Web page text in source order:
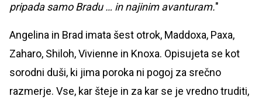
pripada samo Bradu … in najinim avanturam."
Angelina in Brad imata šest otrok, Maddoxa, Paxa,
Zaharo, Shiloh, Vivienne in Knoxa. Opisujeta se kot
sorodni duši, ki jima poroka ni pogoj za srečno
razmerje. Vse, kar šteje in za kar se je vredno truditi,